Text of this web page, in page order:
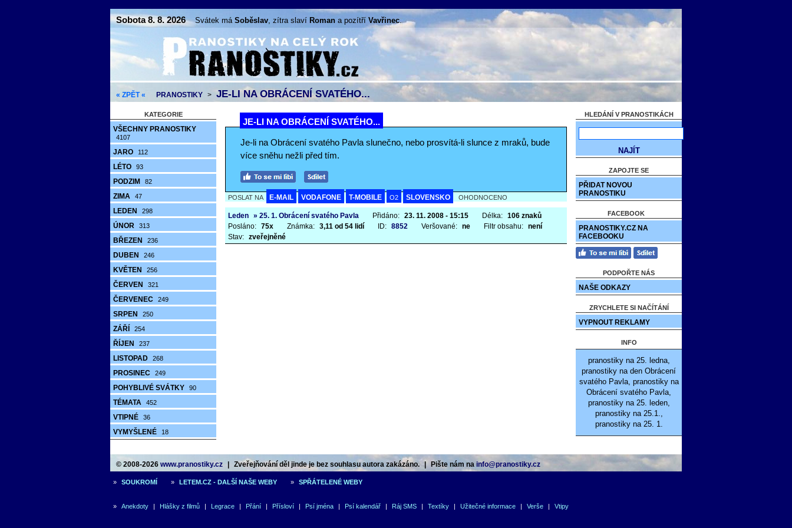
Sobota 8. 8. 2026 Svátek má Soběslav, zítra slaví Roman a pozítří Vavřinec.
« ZPĚT « PRANOSTIKY > JE-LI NA OBRÁCENÍ SVATÉHO...
KATEGORIE
VŠECHNY PRANOSTIKY
4107
JARO 112
LÉTO 93
PODZIM 82
ZIMA 47
LEDEN 298
ÚNOR 313
BŘEZEN 236
DUBEN 246
KVĚTEN 256
ČERVEN 321
ČERVENEC 249
SRPEN 250
ZÁŘÍ 254
ŘÍJEN 237
LISTOPAD 268
PROSINEC 249
POHYBLIVÉ SVÁTKY 90
TÉMATA 452
VTIPNÉ 36
VYMYŠLENÉ 18
JE-LI NA OBRÁCENÍ SVATÉHO...
Je-li na Obrácení svatého Pavla slunečno, nebo prosvítá-li slunce z mraků, bude
více sněhu nežli před tím.
POSLAT NA E-MAIL VODAFONE T-MOBILE O2 SLOVENSKO OHODNOCENO
Leden » 25. 1. Obrácení svatého Pavla Přidáno: 23. 11. 2008 - 15:15 Délka: 106 znaků
Posláno: 75x Známka: 3,11 od 54 lidí ID: 8852 Veršované: ne Filtr obsahu: není
Stav: zveřejněné
HLEDÁNÍ V PRANOSTIKÁCH
ZAPOJTE SE
PŘIDAT NOVOU
PRANOSTIKU
FACEBOOK
PRANOSTIKY.CZ NA
FACEBOOKU
PODPOŘTE NÁS
NAŠE ODKAZY
ZRYCHLETE SI NAČÍTÁNÍ
VYPNOUT REKLAMY
INFO
pranostiky na 25. ledna,
pranostiky na den Obrácení
svatého Pavla, pranostiky na
Obrácení svatého Pavla,
pranostiky na 25. leden,
pranostiky na 25.1.,
pranostiky na 25. 1.
© 2008-2026 www.pranostiky.cz Zveřejňování děl jinde je bez souhlasu autora zakázáno. Pište nám na info@pranostiky.cz
» SOUKROMÍ » LETEM.CZ - DALŠÍ NAŠE WEBY » SPŘÁTELENÉ WEBY
» Anekdoty | Hlášky z filmů | Legrace | Přání | Přísloví | Psí jména | Psí kalendář | Ráj SMS | Textíky | Užitečné informace | Verše | Vtipy